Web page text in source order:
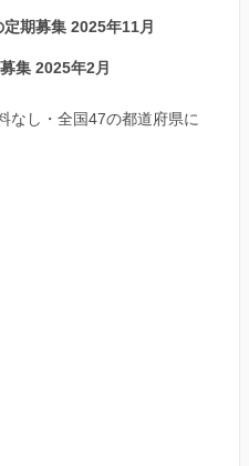
定期募集 2025年11月
集 2025年2月
なし・全国47の都道府県に